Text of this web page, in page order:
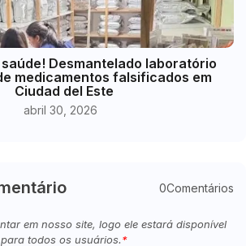
Desmantelado laboratório
medicamentos falsificados em
Ciudad del Este
abril 30, 2026
0Comentários
em nosso site, logo ele estará disponível
para todos os usuários.